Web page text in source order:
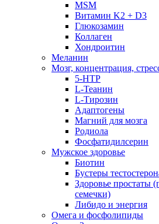
MSM
Витамин K2 + D3
Глюкозамин
Коллаген
Хондроитин
Меланин
Мозг, концентрация,
5-HTP
L-Теанин
L-Тирозин
Адаптогены
Магний для мозга
Родиола
Фосфатидилсерин
Мужское здоровье
Биотин
Бустеры
Здоровье простаты
семечки)
Либидо и энергия
Омега и фосфолипиды